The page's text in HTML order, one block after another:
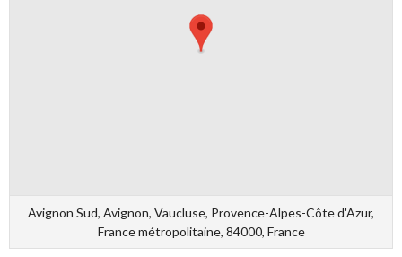
Avignon Sud, Avignon, Vaucluse, Provence-Alpes-Côte d'Azur,
France métropolitaine, 84000, France